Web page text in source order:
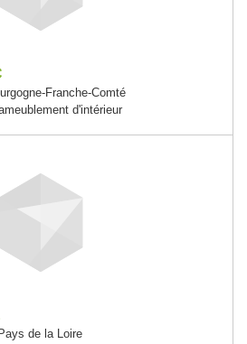
Franche-Comté
d'intérieur
de la Loire